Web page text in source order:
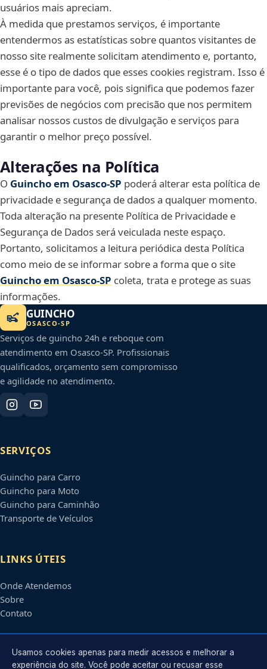
usuários mais apreciam.
À medida que prestamos serviços, é importante
entendermos as estatísticas sobre quantos visitantes de
nosso site realmente solicitam atendimento e, portanto,
esse é o tipo de dados que esses cookies registram. Isso é
importante para você, pois significa que podemos fazer
previsões de negócios com precisão que nos permitem
analisar nossos custos de divulgação e serviços para
garantir o melhor preço possível.
Alterações na Política
O Guincho em Osasco‑SP poderá alterar esta política de
privacidade e segurança de dados a qualquer momento.
Toda alteração na presente Política de Privacidade e
Segurança de Dados será veiculada neste espaço.
Portanto, solicitamos a leitura periódica desta Política
como meio de se informar sobre a forma que o site
Guincho em Osasco‑SP coleta, trata e protege as suas
informações.
GUINCHO
OSASCO-SP
Serviços de guincho 24h e reboque com
atendimento em Osasco-SP. Profissionais
qualificados, orçamento sem compromisso
e agilidade no atendimento.
SERVIÇOS
Guincho para Carro
Guincho para Moto
Guincho para Caminhão
Transporte de Veículos
LINKS ÚTEIS
Onde Atendemos
Sobre
Contato
CONTATO
Usamos cookies apenas para medir acessos e melhorar a
experiência do site. Você pode aceitar ou recusar esse